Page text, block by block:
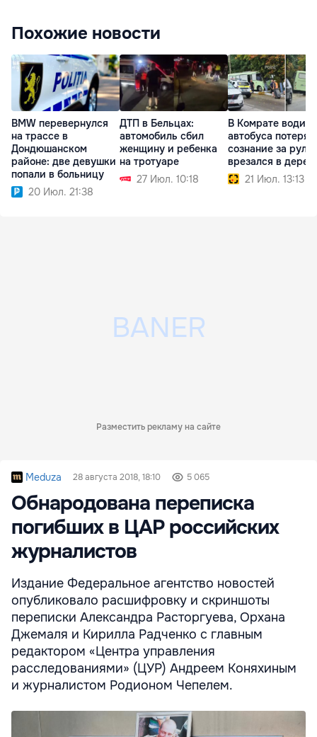
Похожие новости
BMW перевернулся
на трассе в
Дондюшанском
районе: две девушки
попали в больницу
20 Июл. 21:38
ДТП в Бельцах:
автомобиль сбил
женщину и ребенка
на тротуаре
27 Июл. 10:18
В Комрате
автобуса потерял
сознание за
врезался в
21 Июл. 13:13
Разместить рекламу на сайте
Meduza 28 августа 2018, 18:10 5 065
Обнародована переписка
погибших в ЦАР российских
журналистов
Издание Федеральное агентство новостей
опубликовало расшифровку и скриншоты
переписки Александра Расторгуева, Орхана
Джемаля и Кирилла Радченко с главным
редактором «Центра управления
расследованиями» (ЦУР) Андреем Коняхиным
и журналистом Родионом Чепелем.